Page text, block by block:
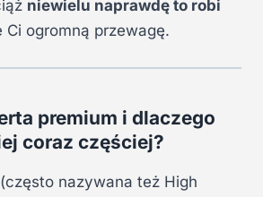
niewielu naprawdę to robi
Ci ogromną przewagę.
premium i dlaczego
coraz częściej?
nazywana też High